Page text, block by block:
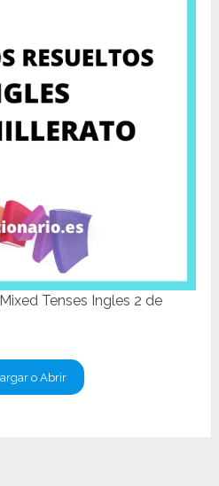
Tenses Ingles 2 de
o Abrir